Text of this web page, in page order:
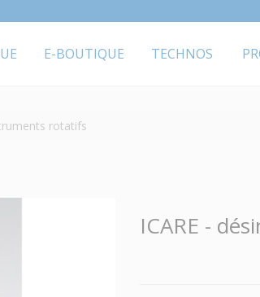
E-BOUTIQUE TECHNOS
rotatifs
ICARE -